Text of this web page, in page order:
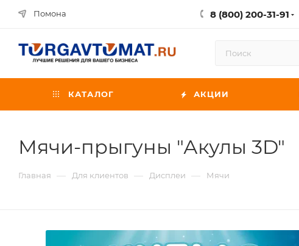
Помона 8 (800) 200-31-91
КАТАЛОГ АКЦИИ
Мячи-прыгуны "Акулы 3D"
Главная — Для клиентов — Дисплеи — Мячи